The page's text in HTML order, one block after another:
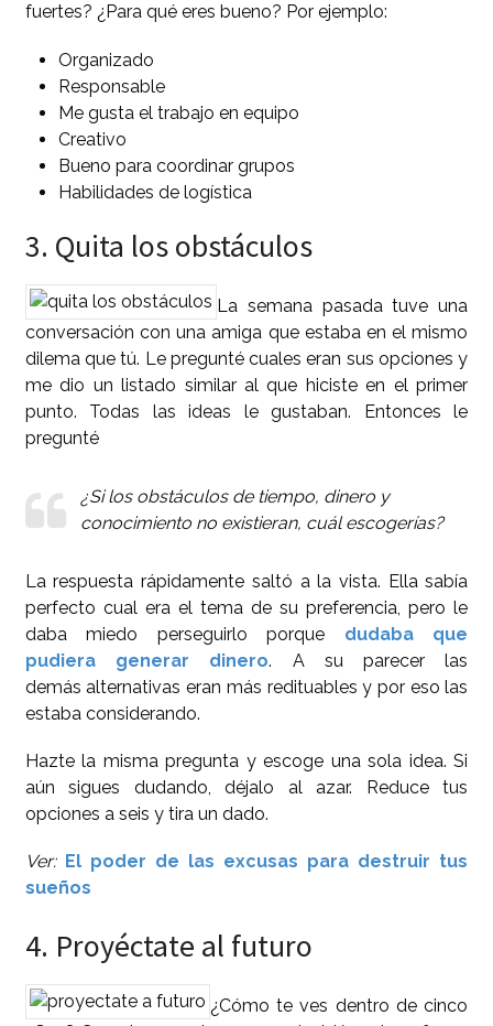
fuertes? ¿Para qué eres bueno? Por ejemplo:
Organizado
Responsable
Me gusta el trabajo en equipo
Creativo
Bueno para coordinar grupos
Habilidades de logística
3. Quita los obstáculos
La semana pasada tuve una
conversación con una amiga que estaba en el mismo
dilema que tú. Le pregunté cuales eran sus opciones y
me dio un listado similar al que hiciste en el primer
punto. Todas las ideas le gustaban. Entonces le
pregunté
¿Si los obstáculos de tiempo, dinero y
conocimiento no existieran, cuál escogerías?
La respuesta rápidamente saltó a la vista. Ella sabía
perfecto cual era el tema de su preferencia, pero le
daba miedo perseguirlo porque dudaba que
pudiera generar dinero. A su parecer las
demás alternativas eran más redituables y por eso las
estaba considerando.
Hazte la misma pregunta y escoge una sola idea. Si
aún sigues dudando, déjalo al azar. Reduce tus
opciones a seis y tira un dado.
Ver: El poder de las excusas para destruir tus
sueños
4. Proyéctate al futuro
¿Cómo te ves dentro de cinco